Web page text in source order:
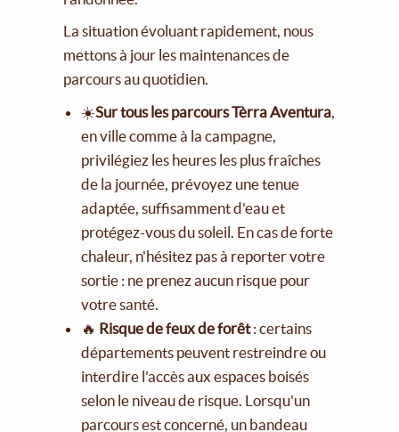
La situation évoluant rapidement, nous
mettons à jour les maintenances de
parcours au quotidien.
☀️Sur tous les parcours Tèrra Aventura,
en ville comme à la campagne,
privilégiez les heures les plus fraîches
de la journée, prévoyez une tenue
adaptée, suffisamment d'eau et
protégez-vous du soleil. En cas de forte
chaleur, n'hésitez pas à reporter votre
sortie : ne prenez aucun risque pour
votre santé.
🔥 Risque de feux de forêt: certains
départements peuvent restreindre ou
interdire l'accès aux espaces boisés
selon le niveau de risque. Lorsqu'un
parcours est concerné, un bandeau